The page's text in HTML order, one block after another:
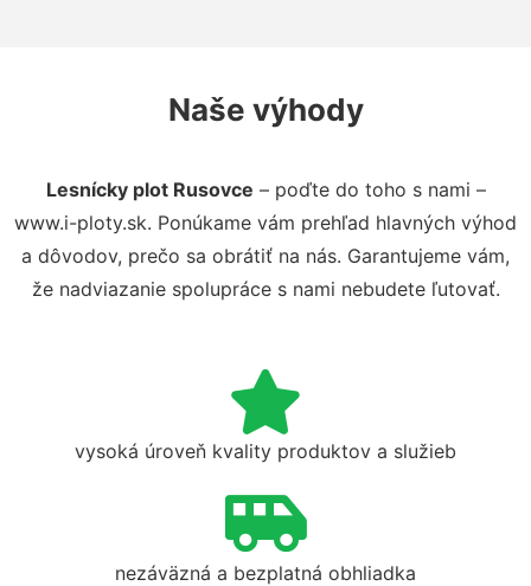
Naše výhody
Lesnícky plot Rusovce – poďte do toho s nami –
www.i-ploty.sk. Ponúkame vám prehľad hlavných výhod
a dôvodov, prečo sa obrátiť na nás. Garantujeme vám,
že nadviazanie spolupráce s nami nebudete ľutovať.
vysoká úroveň kvality produktov a služieb
nezáväzná a bezplatná obhliadka